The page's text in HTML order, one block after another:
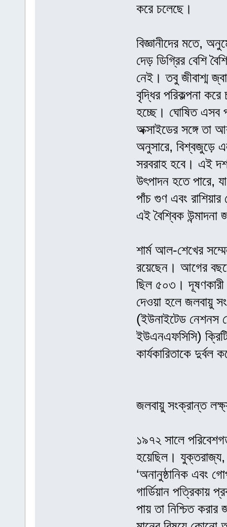
করে চলেছে।
বিজ্ঞানীদের মতে,
দেড় ডিগ্রির বেশি
নেই। তবু জীবাশ্ম
বৃদ্ধির পরিকল্পনা
হচ্ছে। ঘোষিত এসব
অক্সাইডের সঙ্গে
অনুসারে, বিশ্বজুড়ে
সরবরাহ হবে। এই
উৎপাদন হতে পারে,
পাঁচ গুণ এবং
এই বৈশ্বিক উন্মাদনা
শার্ম আল-শেখের
রয়েছেন। আগের
ছিল ৫০৩। দূষণকারী
দেওয়া হলে জলবায়ু
(ইউনাইটেড নেশনস
ইউএনএফসিসি)
কার্যকারিতাকে দুর্বল
জলবায়ু সংক্রান্ত
১৯৭২ সালে
হয়েছিল। যুক্তরাজ্য,
‘অনানুষ্ঠানিক এবং
গার্ডিয়ান পত্রিকায়
পায় তা নিশ্চিত